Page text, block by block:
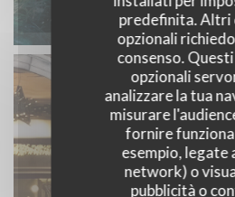
predefinita. Altri
opzionali
consenso.
opzionali
analizzare la tua
misurare
fornire
esempio, legate
network) o
pubblicità o